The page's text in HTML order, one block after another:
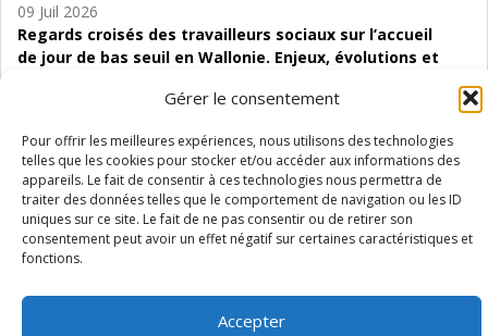
Gérer le consentement
Pour offrir les meilleures expériences, nous utilisons des technologies
telles que les cookies pour stocker et/ou accéder aux informations des
appareils. Le fait de consentir à ces technologies nous permettra de
traiter des données telles que le comportement de navigation ou les ID
uniques sur ce site. Le fait de ne pas consentir ou de retirer son
consentement peut avoir un effet négatif sur certaines caractéristiques et
fonctions.
Accepter
09 Juil 2026
Regards croisés des travailleurs sociaux sur l’accueil
de jour de bas seuil en Wallonie. Enjeux, évolutions et
Étude d’évaluabilité des Structures
d’accompagnement à l’autocréation d’emploi (SAACE)
01 Juil 2026
Pénurie du personnel infirmier :quels indicateurs
d’offre de soins pour comprendre la situation en